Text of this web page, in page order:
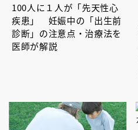
100人に１人が「先天性心
疾患」 妊娠中の「出生前
診断」の注意点・治療法を
医師が解説